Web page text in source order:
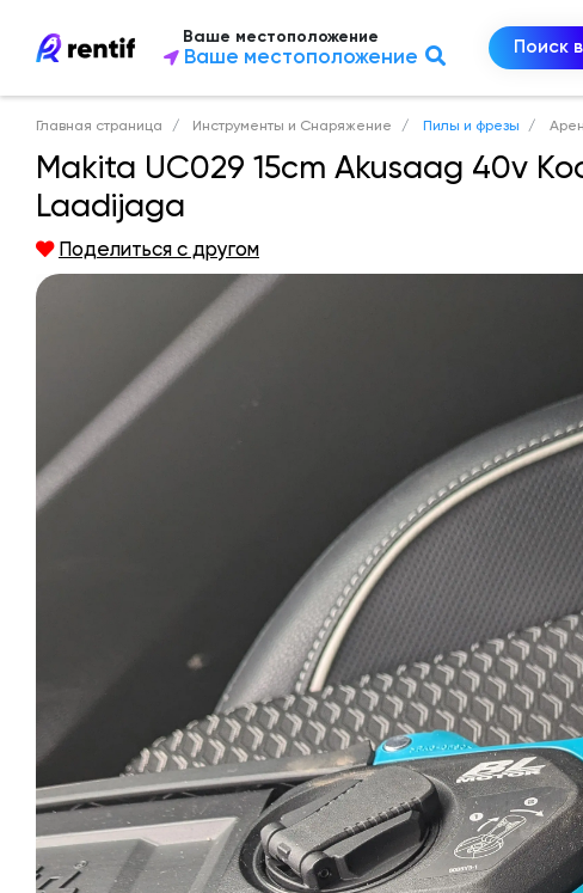
Ваше местоположение
Ваше местоположение
Поиск
Главная страница Инструменты и Снаряжение Пилы и фрезы
Makita UC029 15cm Akusaag 40v
Laadijaga
Поделиться с другом